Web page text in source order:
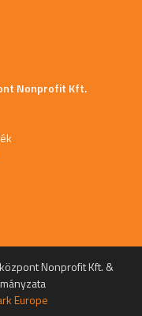
Nonprofit Kft.
Nonprofit Kft. &
Europe